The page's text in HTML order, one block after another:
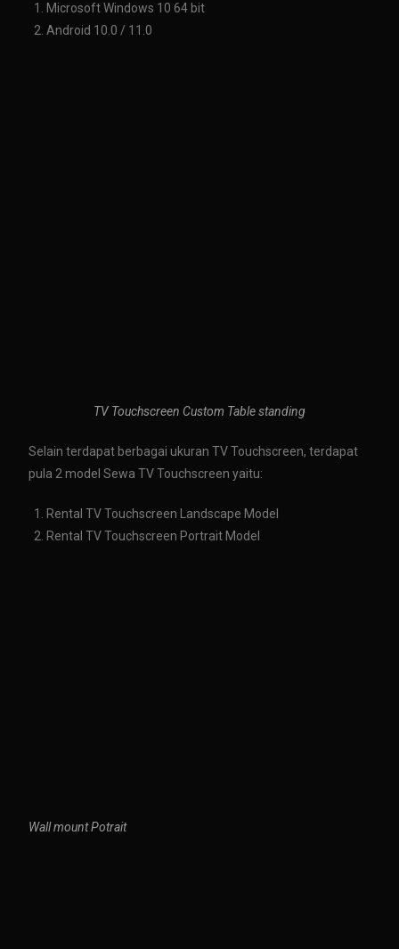
Microsoft Windows 10 64 bit
Android 10.0 / 11.0
TV Touchscreen Custom Table standing
Selain terdapat berbagai ukuran TV Touchscreen, terdapat
pula 2 model Sewa TV Touchscreen yaitu:
Rental TV Touchscreen Landscape Model
Rental TV Touchscreen Portrait Model
Wall mount Potrait